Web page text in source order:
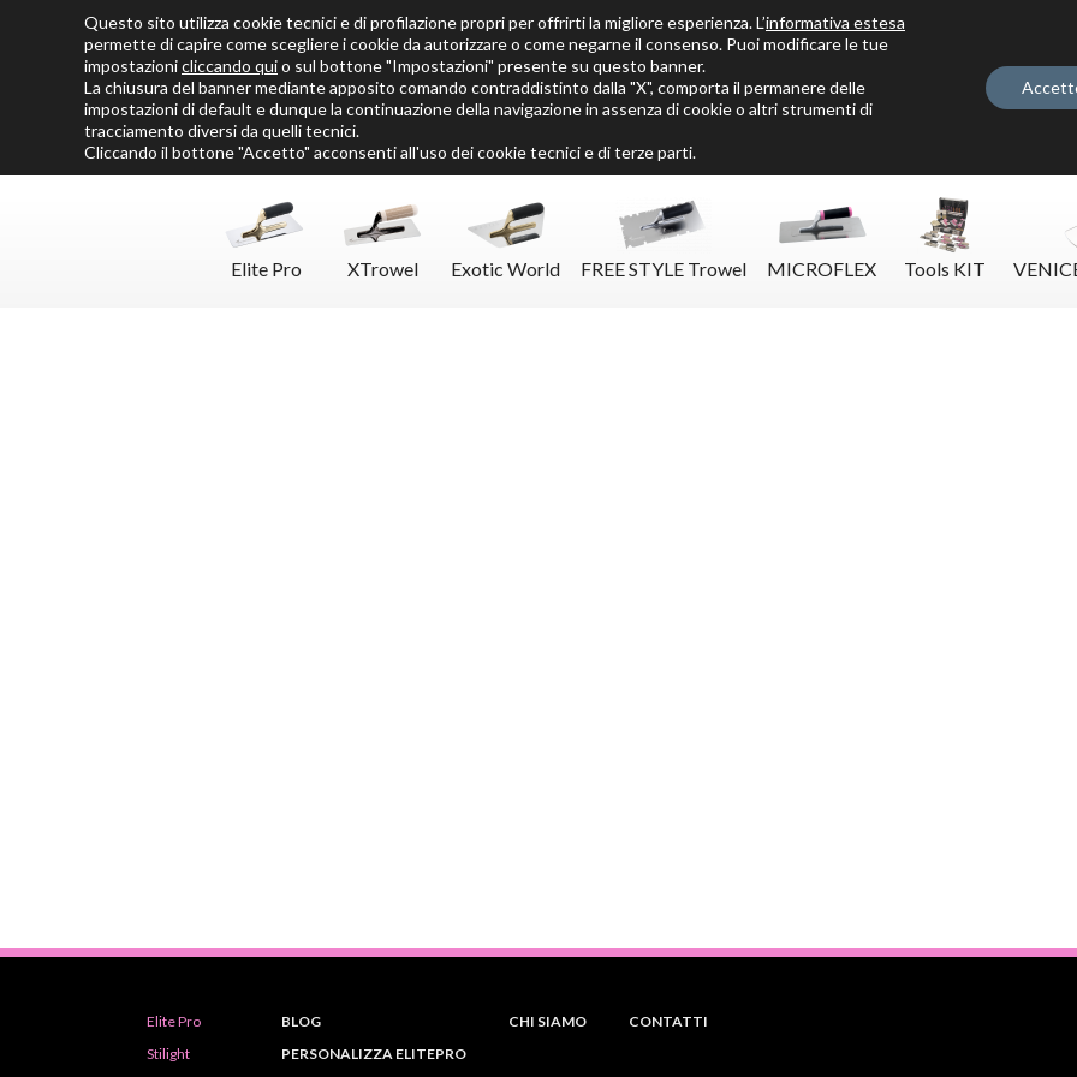
Chi siamo Cataloghi Personalizza SoloMio Flamingo Blog
Solo per veri decoratori
Elite Pro XTrowel Exotic World FREE STYLE Trowel MICROFLEX Tools KIT
Elite Pro
Stilight
BLOG
PERSONALIZZA ELITEPRO
CHI SIAMO CONTATTI
Questo sito utilizza cookie tecnici e di profilazione propri per offrirti la migliore esperienza. L’informativa estesa
permette di capire come scegliere i cookie da autorizzare o come negarne il consenso. Puoi modificare le tue
impostazionicliccando quio sul bottone "Impostazioni" presente su questo banner.
La chiusura del banner mediante apposito comando contraddistinto dalla "X", comporta il permanere delle
impostazioni di default e dunque la continuazione della navigazione in assenza di cookie o altri strumenti di
tracciamento diversi da quelli tecnici.
Cliccando il bottone "Accetto" acconsenti all'uso dei cookie tecnici e di terze parti.